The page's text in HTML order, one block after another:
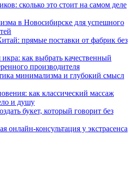
сколько это стоит на самом деле
в Новосибирске для успешного
прямые поставки от фабрик без
как выбрать качественный
производителя
минимализма и глубокий смысл
как классический массаж
и душу
букет, который говорит без
онлайн-консультация у экстрасенса